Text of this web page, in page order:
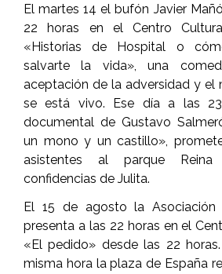
El martes 14 el bufón Javier
22 horas en el Centro
«Historias de Hospital o
salvarte la vida», una
aceptación de la adversidad y el
se está vivo. Ese día a las
documental de Gustavo
un mono y un castillo»,
asistentes al parque
confidencias de Julita.
El 15 de agosto la Asociación
presenta a las 22 horas en el
«El pedido» desde las 22
misma hora la plaza de España